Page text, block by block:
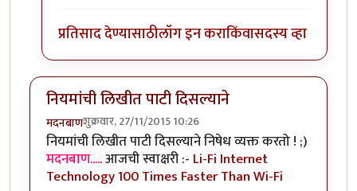
प्रतिसाद देण्यासाठीलॉग इन कराकिंवासदस्य व्हा
नियमांची लिखीत पाटी दिसल्याने
मदनबाणशुक्रवार, 27/11/2015 10:26
नियमांची लिखीत पाटी दिसल्याने निषेध व्यक्त करतो ! ;)
मदनबाण.....आजची स्वाक्षरी :- Li-Fi Internet
Technology 100 Times Faster Than Wi-Fi